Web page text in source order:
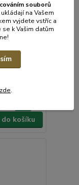
Dog
g (12 ks)
%
centrální
do 1-3
dnů
košíku
souborů
na Vašem
vyjdete vstříc a
k Vašim datům
zde.